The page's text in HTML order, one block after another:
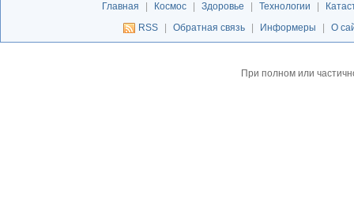
Главная Космос Здоровье Технологии
RSS
Обратная связь Информеры О
При полном или